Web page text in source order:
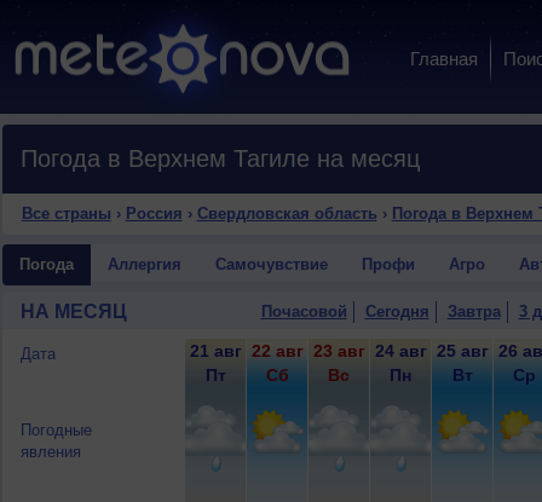
Главная
Погода в Верхнем Тагиле на месяц
Все страны › Россия › Свердловская область › Погода в Верхнем
Погода Аллергия Самочувствие Профи Агро
НА МЕСЯЦ Почасовой Сегодня Завтра 3
Дата
Погодные
явления
21 авг
Пт
22 авг
Сб
23 авг
Вс
24 авг
Пн
25 авг
Вт
26
Ср